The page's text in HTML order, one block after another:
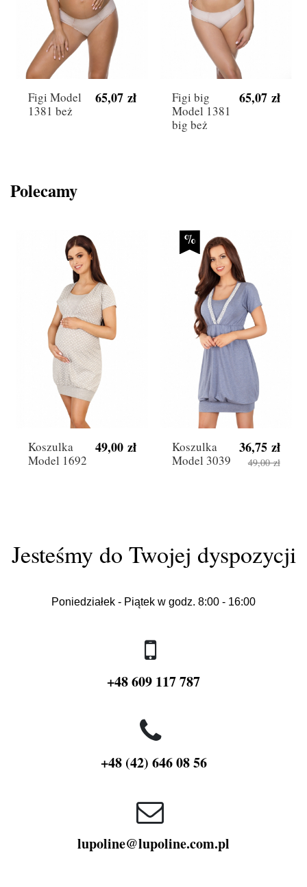
Figi Model
1381 beż
65,07 zł
Figi big
Model 1381
big beż
65,07 zł
Polecamy
Koszulka
Model 1692
49,00 zł
%
Koszulka
Model 3039
36,75 zł
49,00 zł
Jesteśmy do Twojej dyspozycji
Poniedziałek - Piątek w godz. 8:00 - 16:00
+48 609 117 787
+48 (42) 646 08 56
lupoline@lupoline.com.pl